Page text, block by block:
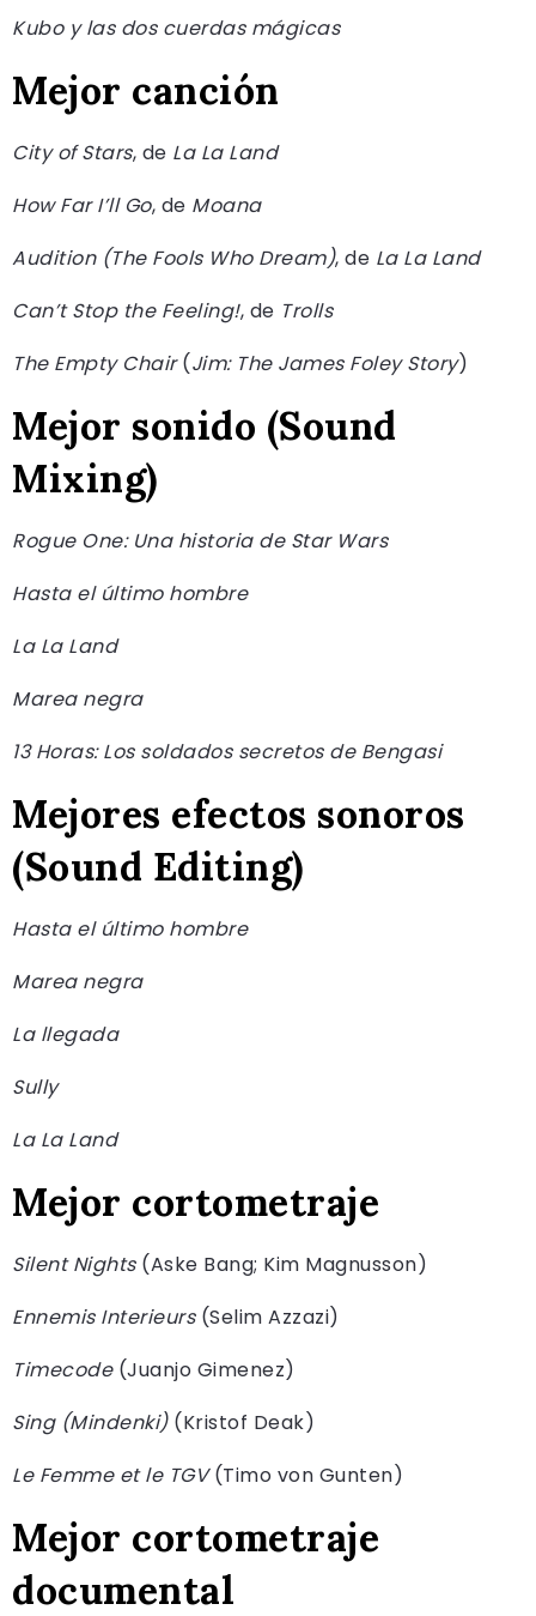
Kubo y las dos cuerdas mágicas
Mejor canción
City of Stars, de La La Land
How Far I’ll Go, de Moana
Audition (The Fools Who Dream), de La La Land
Can’t Stop the Feeling!, de Trolls
The Empty Chair(Jim: The James Foley Story)
Mejor sonido (Sound
Mixing)
Rogue One: Una historia de Star Wars
Hasta el último hombre
La La Land
Marea negra
13 Horas: Los soldados secretos de Bengasi
Mejores efectos sonoros
(Sound Editing)
Hasta el último hombre
Marea negra
La llegada
Sully
La La Land
Mejor cortometraje
Silent Nights(Aske Bang; Kim Magnusson)
Ennemis Interieurs(Selim Azzazi)
Timecode(Juanjo Gimenez)
Sing (Mindenki)(Kristof Deak)
Le Femme et le TGV(Timo von Gunten)
Mejor cortometraje
documental